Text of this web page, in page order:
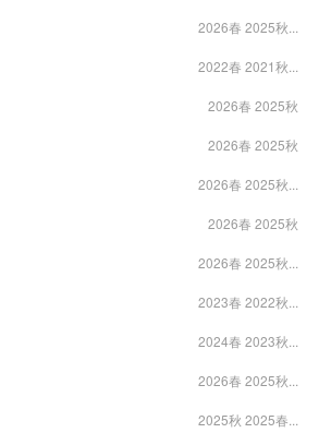
2026春 2025秋...
2022春 2021秋...
2026春 2025秋
2026春 2025秋
2026春 2025秋...
2026春 2025秋
2026春 2025秋...
2023春 2022秋...
2024春 2023秋...
2026春 2025秋...
2025秋 2025春...